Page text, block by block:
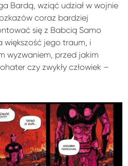
Bardą, wziąć udział w wojnie
coraz bardziej
się z Babcią Samo
jego traum, i
wyzwaniem, przed jakim
czy zwykły człowiek –